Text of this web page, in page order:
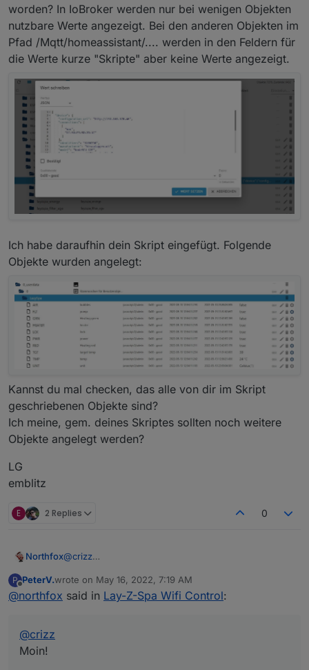
worden? In IoBroker werden nur bei wenigen Objekten
nutzbare Werte angezeigt. Bei den anderen Objekten im
Pfad /Mqtt/homeassistant/.... werden in den Feldern für
die Werte kurze "Skripte" aber keine Werte angezeigt.
Ich habe daraufhin dein Skript eingefügt. Folgende
Objekte wurden angelegt:
Kannst du mal checken, das alle von dir im Skript
geschriebenen Objekte sind?
Ich meine, gem. deines Skriptes sollten noch weitere
Objekte angelegt werden?
LG
emblitz
E 2 Replies 0
Northfox@crizz
Ich interessiere mich für eine der Platinen, scheint
mir die bessere Lösung als selber nochmal fünf auf
P
Offline
PeterV.wrote on May 16, 2022, 7:19 AM
last edited by
@northfox said in Lay-Z-Spa Wifi Control:
@crizz
Moin!